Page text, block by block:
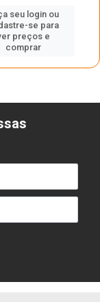
seu login ou
se para
preços e
comprar